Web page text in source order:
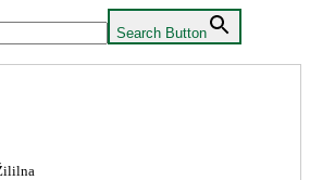
Search Button